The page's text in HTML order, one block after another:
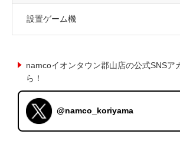
設置ゲーム機
namcoイオンタウン郡山店の公式SNSア
ら！
@namco_koriyama